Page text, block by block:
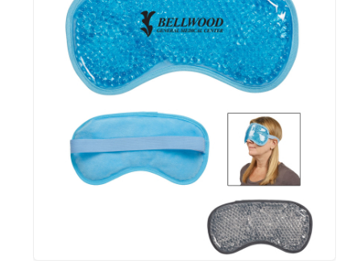
Bebidas
Bolsos, Maletines y Loncheras
Botellas CAMELBAK ®
Ceramica
Comestibles
Cuidado Personal
CONTACTO
FESTIVIDADES
CARRITO